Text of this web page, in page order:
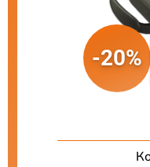
-20%